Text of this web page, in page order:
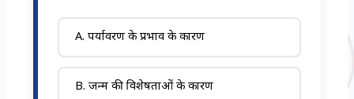
A. पर्यावरण के प्रभाव के कारण
B. जन्म की विशेषताओं के कारण